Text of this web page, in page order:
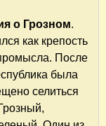
о Грозном.
как крепость
После
была
селиться